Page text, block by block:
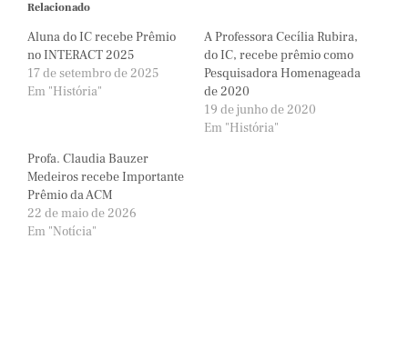
Relacionado
Aluna do IC recebe Prêmio
no INTERACT 2025
17 de setembro de 2025
Em "História"
A Professora Cecília Rubira,
do IC, recebe prêmio como
Pesquisadora Homenageada
de 2020
19 de junho de 2020
Em "História"
Profa. Claudia Bauzer
Medeiros recebe Importante
Prêmio da ACM
22 de maio de 2026
Em "Notícia"